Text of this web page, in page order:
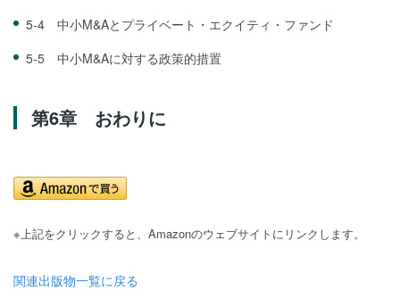
5-4 中小M&Aとプライベート・エクイティ・ファンド
5-5 中小M&Aに対する政策的措置
第6章 おわりに
※上記をクリックすると、Amazonのウェブサイトにリンクします。
関連出版物一覧に戻る